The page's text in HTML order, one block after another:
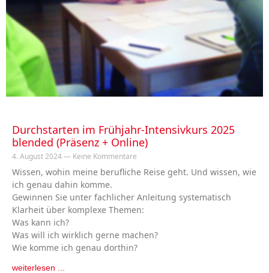
Durchstarten im Frühjahr-Intensivkurs 2025
blended (Präsenz + Online)
4. August 2024 Keine Kommentare
Wissen, wohin meine berufliche Reise geht. Und wissen, wie
ich genau dahin komme.
Gewinnen Sie unter fachlicher Anleitung systematisch
Klarheit über komplexe Themen:
Was kann ich?
Was will ich wirklich gerne machen?
Wie komme ich genau dorthin?
weiterlesen ...